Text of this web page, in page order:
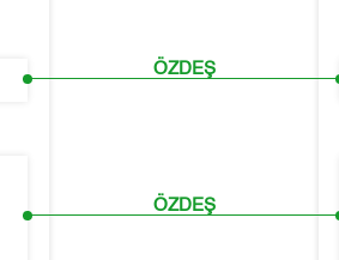
ÖZDEŞ
ÖZDEŞ